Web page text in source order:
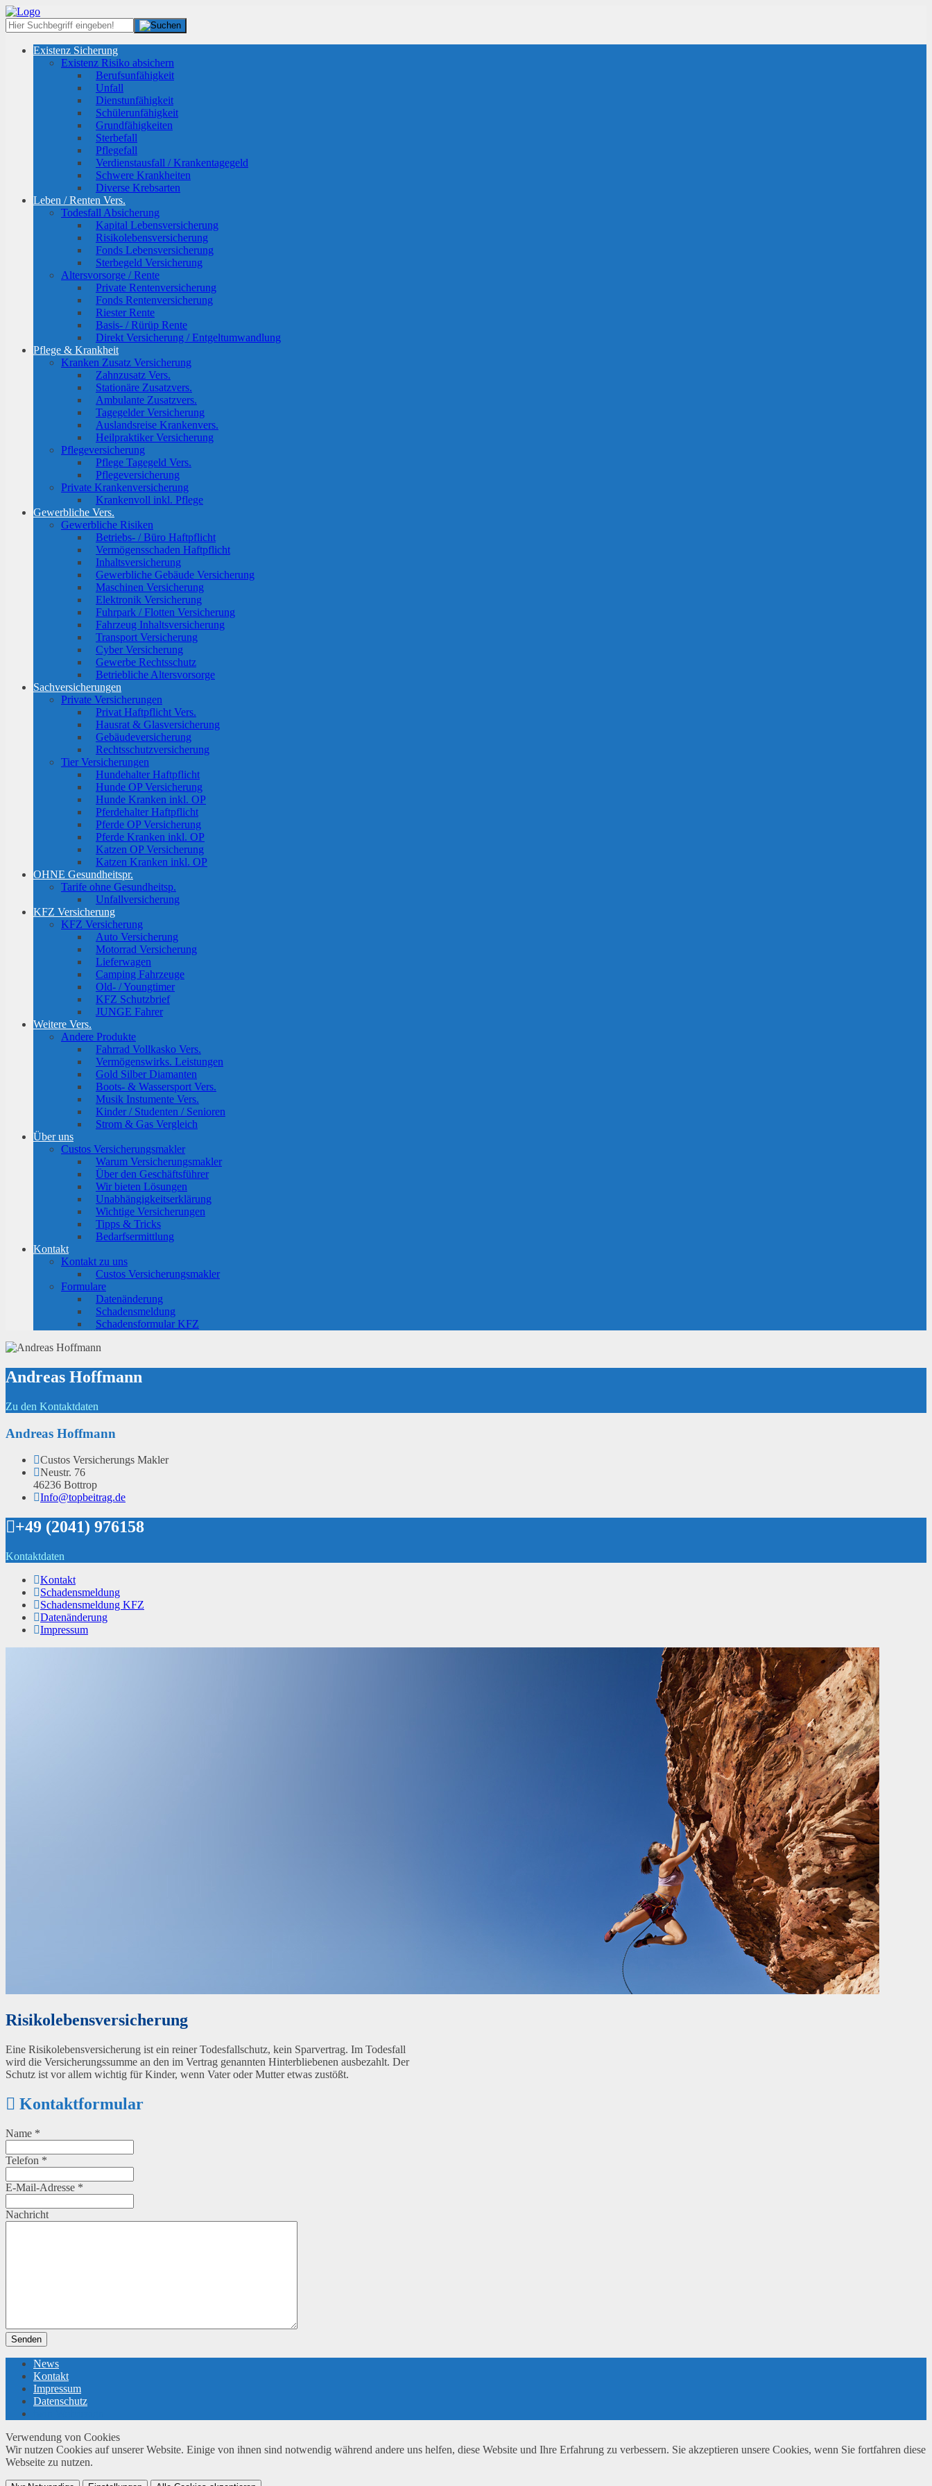
Existenz Sicherung
Existenz Risiko absichern
Berufsunfähigkeit
Unfall
Dienstunfähigkeit
Schülerunfähigkeit
Grundfähigkeiten
Sterbefall
Pflegefall
Verdienstausfall / Krankentagegeld
Schwere Krankheiten
Diverse Krebsarten
Leben / Renten Vers.
Todesfall Absicherung
Kapital Lebensversicherung
Risikolebensversicherung
Fonds Lebensversicherung
Sterbegeld Versicherung
Altersvorsorge / Rente
Private Rentenversicherung
Fonds Rentenversicherung
Riester Rente
Basis- / Rürüp Rente
Direkt Versicherung / Entgeltumwandlung
Pflege & Krankheit
Kranken Zusatz Versicherung
Zahnzusatz Vers.
Stationäre Zusatzvers.
Ambulante Zusatzvers.
Tagegelder Versicherung
Auslandsreise Krankenvers.
Heilpraktiker Versicherung
Pflegeversicherung
Pflege Tagegeld Vers.
Pflegeversicherung
Private Krankenversicherung
Krankenvoll inkl. Pflege
Gewerbliche Vers.
Gewerbliche Risiken
Betriebs- / Büro Haftpflicht
Vermögensschaden Haftpflicht
Inhaltsversicherung
Gewerbliche Gebäude Versicherung
Maschinen Versicherung
Elektronik Versicherung
Fuhrpark / Flotten Versicherung
Fahrzeug Inhaltsversicherung
Transport Versicherung
Cyber Versicherung
Gewerbe Rechtsschutz
Betriebliche Altersvorsorge
Sachversicherungen
Private Versicherungen
Privat Haftpflicht Vers.
Hausrat & Glasversicherung
Gebäudeversicherung
Rechtsschutzversicherung
Tier Versicherungen
Hundehalter Haftpflicht
Hunde OP Versicherung
Hunde Kranken inkl. OP
Pferdehalter Haftpflicht
Pferde OP Versicherung
Pferde Kranken inkl. OP
Katzen OP Versicherung
Katzen Kranken inkl. OP
OHNE Gesundheitspr.
Tarife ohne Gesundheitsp.
Unfallversicherung
KFZ Versicherung
KFZ Versicherung
Auto Versicherung
Motorrad Versicherung
Lieferwagen
Camping Fahrzeuge
Old- / Youngtimer
KFZ Schutzbrief
JUNGE Fahrer
Weitere Vers.
Andere Produkte
Fahrrad Vollkasko Vers.
Vermögenswirks. Leistungen
Gold Silber Diamanten
Boots- & Wassersport Vers.
Musik Instumente Vers.
Kinder / Studenten / Senioren
Strom & Gas Vergleich
Über uns
Custos Versicherungsmakler
Warum Versicherungsmakler
Über den Geschäftsführer
Wir bieten Lösungen
Unabhängigkeitserklärung
Wichtige Versicherungen
Tipps & Tricks
Bedarfsermittlung
Kontakt
Kontakt zu uns
Custos Versicherungsmakler
Formulare
Datenänderung
Schadensmeldung
Schadensformular KFZ
Andreas Hoffmann
Zu den Kontaktdaten
Andreas Hoffmann
Custos Versicherungs Makler
Neustr. 76
46236 Bottrop
Info@topbeitrag.de
+49 (2041) 976158
Kontaktdaten
Kontakt
Schadensmeldung
Schadensmeldung KFZ
Datenänderung
Impressum
Risikolebensversicherung
Eine Risikolebensversicherung ist ein reiner Todesfallschutz, kein Sparvertrag. Im Todesfall
wird die Versicherungssumme an den im Vertrag genannten Hinterbliebenen ausbezahlt. Der
Schutz ist vor allem wichtig für Kinder, wenn Vater oder Mutter etwas zustößt.
Kontaktformular
Name *
Telefon *
E-Mail-Adresse *
Nachricht
Senden
News
Kontakt
Impressum
Datenschutz
Verwendung von Cookies
Wir nutzen Cookies auf unserer Website. Einige von ihnen sind notwendig während andere uns helfen, diese Website und Ihre Erfahrung zu verbessern. Sie akzeptieren unsere Cookies, wenn Sie fortfahren diese
Webseite zu nutzen.